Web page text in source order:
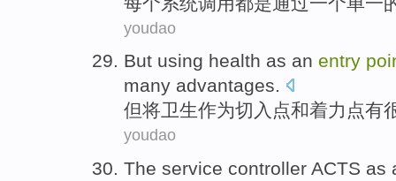
youdao
But using health as an entry
many advantages.
但将卫生作为切入点和着力点有
youdao
The service controller ACTS as